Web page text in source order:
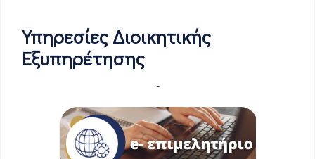
Υπηρεσίες Διοικητικής
Εξυπηρέτησης
-